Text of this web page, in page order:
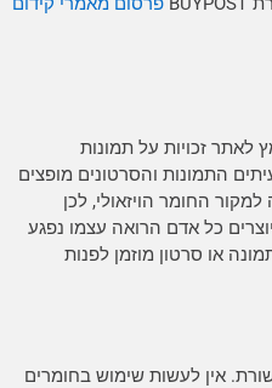
לאתר זכויות על תמונות
התמונות והסרטונים מופצים
החומר הויזאולי, לכן
זכויות היוצרים כל אדם הרואה עצמו נפגע
או סרטון מוזמן לפנות
אין לעשות שימוש בחומרים